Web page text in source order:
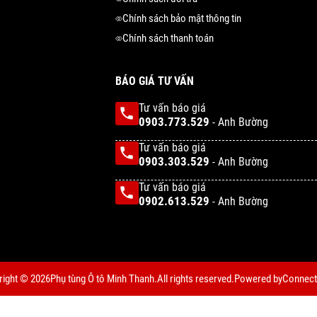
Chính sách bảo mật thông tin
Chính sách thanh toán
BÁO GIÁ TƯ VẤN
Tư vấn báo giá
0903.773.529 - Anh Bường
Tư vấn báo giá
0903.303.529 - Anh Bường
Tư vấn báo giá
0902.613.529 - Anh Bường
© 2026Phụ tùng Ô tô Minh Thanh.All rights reserved.Powered by